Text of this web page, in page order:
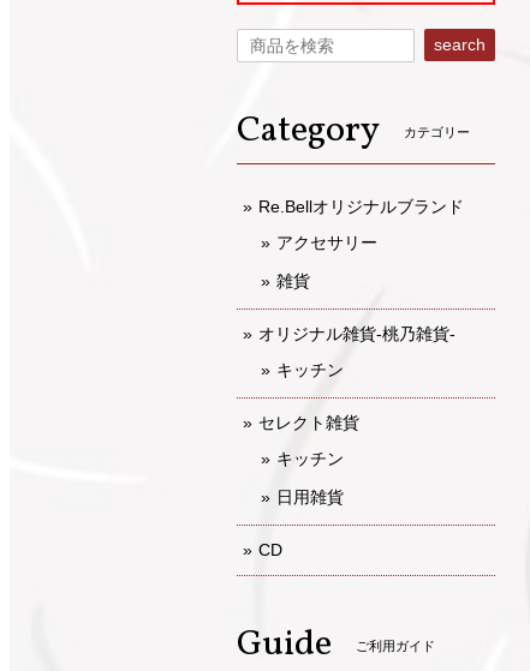
search
Category カテゴリー
Re.Bellオリジナルブランド
アクセサリー
雑貨
オリジナル雑貨-桃乃雑貨-
キッチン
セレクト雑貨
キッチン
日用雑貨
CD
Guide ご利用ガイド